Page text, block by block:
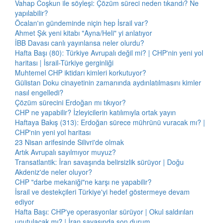
Vahap Coşkun ile söyleşi: Çözüm süreci neden tıkandı? Ne
yapılabilir?
Öcalan'ın gündeminde niçin hep İsrail var?
Ahmet Şık yeni kitabı "Ayna/Heli" yi anlatıyor
İBB Davası canlı yayınlansa neler olurdu?
Hafta Başı (80): Türkiye Avrupalı değil mi? | CHP'nin yeni yol
haritası | İsrail-Türkiye gerginliği
Muhtemel CHP iktidarı kimleri korkutuyor?
Gülistan Doku cinayetinin zamanında aydınlatılmasını kimler
nasıl engelledi?
Çözüm sürecini Erdoğan mı tıkıyor?
CHP ne yapabilir? İzleyicilerin katılımıyla ortak yayın
Haftaya Bakış (313): Erdoğan sürece mührünü vuracak mı? |
CHP'nin yeni yol haritası
23 Nisan arifesinde Silivri'de olmak
Artık Avrupalı sayılmıyor muyuz?
Transatlantik: İran savaşında belirsizlik sürüyor | Doğu
Akdeniz'de neler oluyor?
CHP "darbe mekaniği"ne karşı ne yapabilir?
İsrail ve destekçileri Türkiye'yi hedef göstermeye devam
ediyor
Hafta Başı: CHP'ye operasyonlar sürüyor | Okul saldırıları